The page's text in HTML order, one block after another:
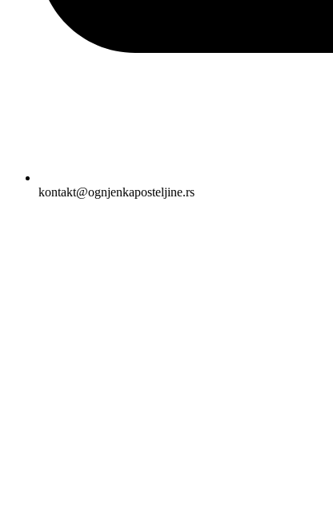
kontakt@ognjenkaposteljine.rs